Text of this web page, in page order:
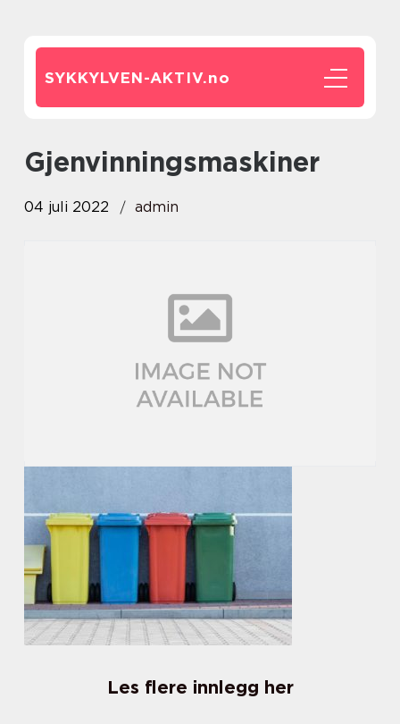
SYKKYLVEN-AKTIV.no
gjenvinningsmaskiner
04 juli 2022 admin
Les flere innlegg her